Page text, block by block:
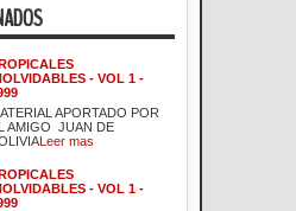
- VOL 1 -
APORTADO POR
AMIGO JUAN DE
Leer mas
- VOL 1 -